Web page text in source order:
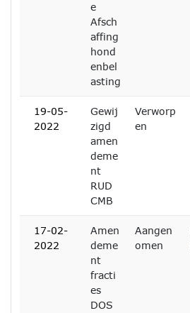
e
Afsch
affing
hond
enbel
asting
19-05-
2022
Gewij
zigd
amen
deme
nt
RUD
CMB
Verworp
en
17-02-
2022
Amen
deme
nt
fracti
es
DOS
Aangen
omen